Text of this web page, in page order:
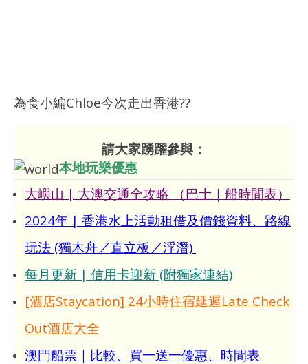
為食小編Chloe今次走出香港??
請大家踴躍參與：
本地玩樂優惠
大嶼山 | 大澳交通全攻略 （巴士｜船時間表）
2024年 | 香港水上活動租借及價錢資料、路線
玩法 (獨木舟／直立板／浮潛)
每月更新 | 信用卡迎新 (附獨家連結)
[酒店Staycation] 24小時住宿延遲Late Check
Out酒店大全
澳門船票｜比較、買一送一優惠、時間表